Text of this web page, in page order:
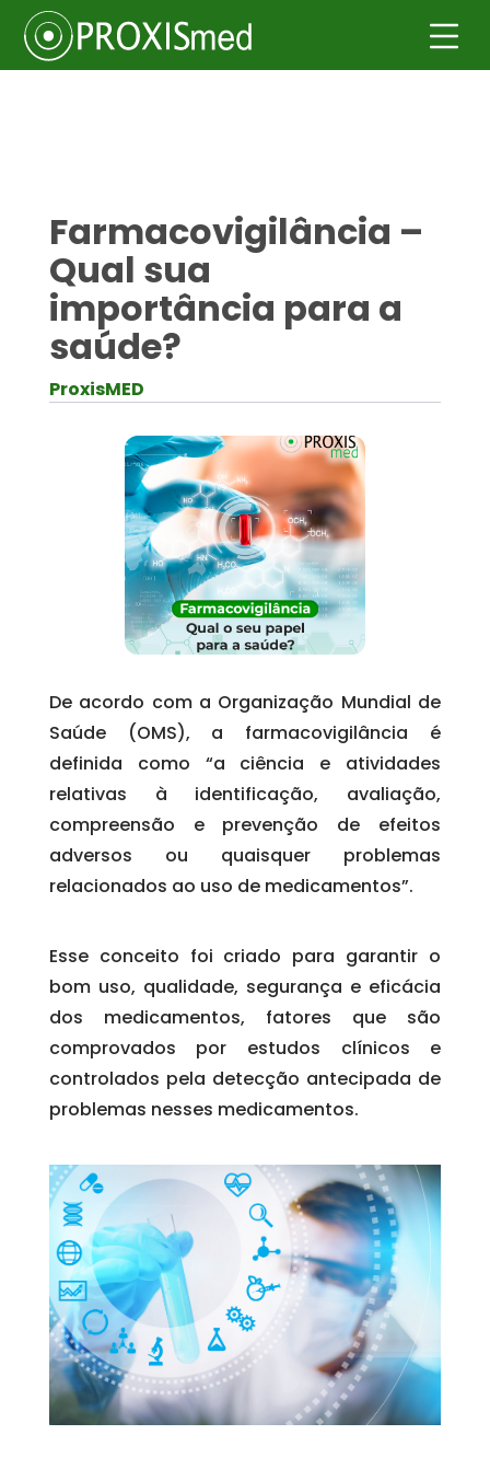
Farmacovigilância –
Qual sua
importância para a
saúde?
ProxisMED
De acordo com a Organização Mundial de
Saúde (OMS), a farmacovigilância é
definida como “a ciência e atividades
relativas à identificação, avaliação,
compreensão e prevenção de efeitos
adversos ou quaisquer problemas
relacionados ao uso de medicamentos”.
Esse conceito foi criado para garantir o
bom uso, qualidade, segurança e eficácia
dos medicamentos, fatores que são
comprovados por estudos clínicos e
controlados pela detecção antecipada de
problemas nesses medicamentos.